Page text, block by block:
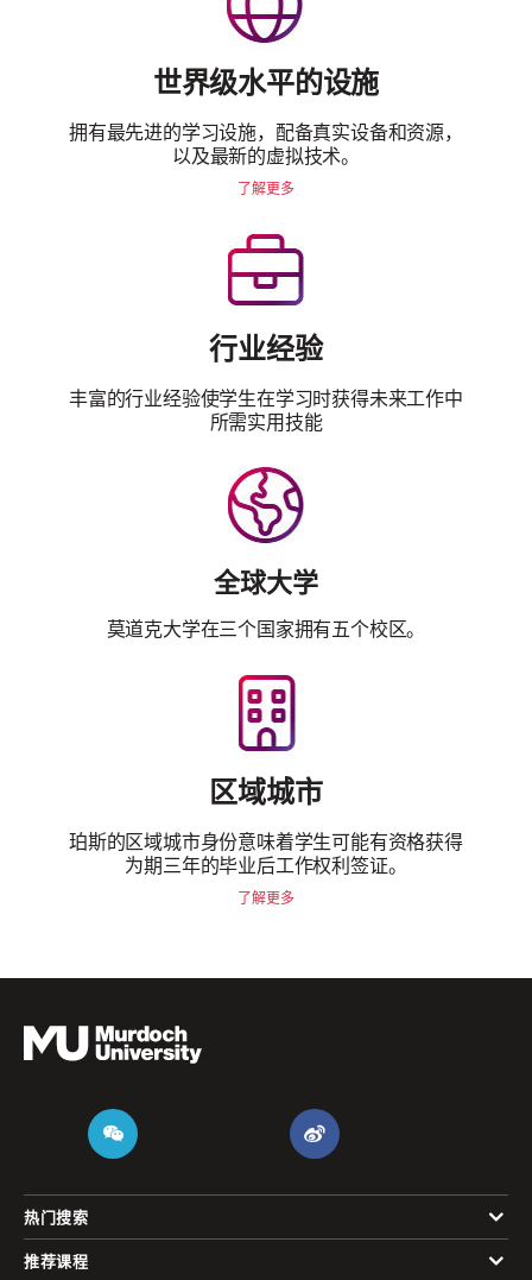
世界级水平的设施
拥有最先进的学习设施，配备真实设备和资源，
以及最新的虚拟技术。
了解更多
行业经验
丰富的行业经验使学生在学习时获得未来工作中
所需实用技能
全球大学
莫道克大学在三个国家拥有五个校区。
区域城市
珀斯的区域城市身份意味着学生可能有资格获得
为期三年的毕业后工作权利签证。
了解更多
热门搜索
推荐课程